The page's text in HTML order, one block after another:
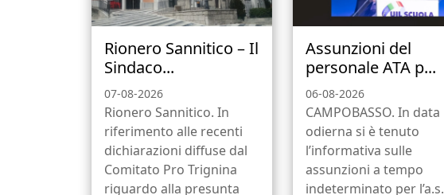
Rionero Sannitico – Il
Sindaco...
07-08-2026
Rionero Sannitico. In
riferimento alle recenti
dichiarazioni diffuse dal
Comitato Pro Trignina
riguardo alla presunta
Assunzioni del
personale ATA p...
06-08-2026
CAMPOBASSO. In data
odierna si è tenuto
l’informativa sulle
assunzioni a tempo
indeterminato per l’a.s.